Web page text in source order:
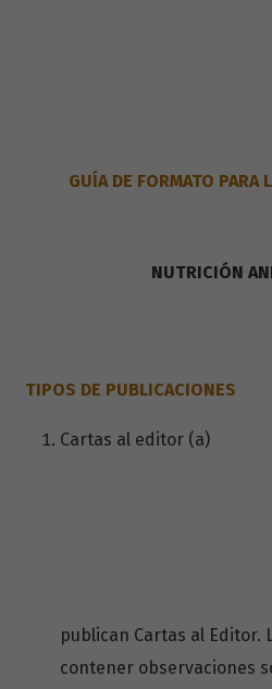
GUÍA DE FORMATO PARA
NUTRICIÓN ANIMAL
TIPOS DE PUBLICACIONES
Cartas al
Todas
publican Cartas al Editor.
contener observaciones